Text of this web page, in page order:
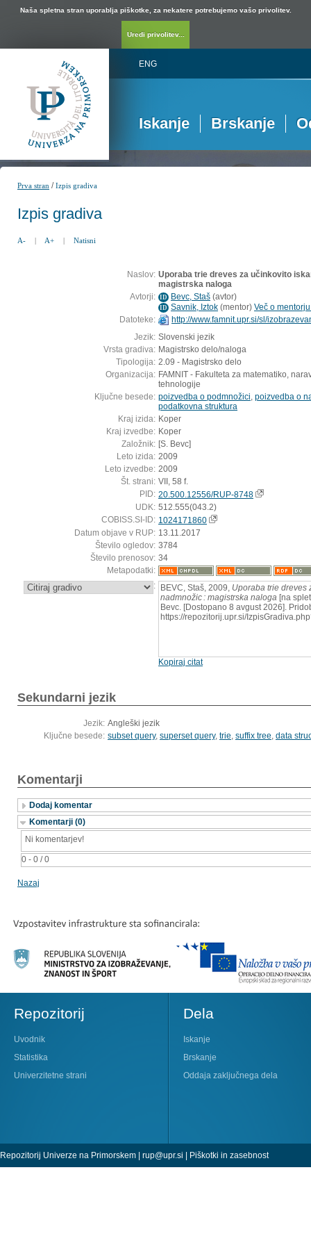
Naša spletna stran uporablja piškotke, za nekatere potrebujemo vašo privolitev.
Uredi privolitev...
ENG
Iskanje Brskanje
Prva stran /Izpis gradiva
Izpis gradiva
A- | A+ | Natisni
Naslov: Uporaba trie dreves za učinkovito
magistrska naloga
Avtorji: ID Bevc, Staš (avtor)
ID Savnik, Iztok (mentor) Več o
Datoteke:
http://www.famnit.upr.si/sl/
Jezik: Slovenski jezik
Vrsta gradiva: Magistrsko delo/naloga
Tipologija: 2.09 - Magistrsko delo
Organizacija: FAMNIT - Fakulteta za matematiko,
tehnologije
Ključne besede: poizvedba o podmnožici poizvedba o
podatkovna struktura
Kraj izida: Koper
Kraj izvedbe: Koper
Založnik: [S. Bevc]
Leto izida: 2009
Leto izvedbe: 2009
Št. strani: VII, 58 f.
PID: 20.500.12556/RUP-8748
UDK: 512.555(043.2)
COBISS.SI-ID: 1024171860
Datum objave v RUP: 13.11.2017
Število ogledov: 3784
Število prenosov: 34
Metapodatki:
: BEVC, Staš, 2009, Uporaba trie dreves
nadmnožic : magistrska naloga [na
Bevc. [Dostopano 8 avgust 2026].
https://repozitorij.upr.si/
Kopiraj citat
Sekundarni jezik
Jezik: Angleški jezik
Ključne besede: subset query, superset query, trie, suffix tree, data
Komentarji
Dodaj komentar
Komentarji (0)
0 - 0 / 0
Ni komentarjev!
Nazaj
Repozitorij
Uvodnik
Statistika
Univerzitetne strani
Dela
Iskanje
Brskanje
Oddaja zaključnega dela
Repozitorij Univerze na Primorskem | rup@upr.si Piškotki in zasebnost